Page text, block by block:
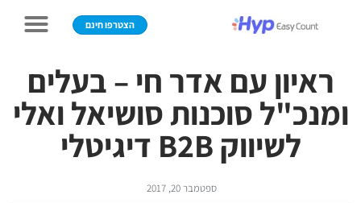
הצטרפו חינם
ראיון עם אדר חי – בעלים
ומנכ"ל סוכנות סושיאל ואלי
לשיווק B2B דיגיטלי
ספטמבר 20, 2017